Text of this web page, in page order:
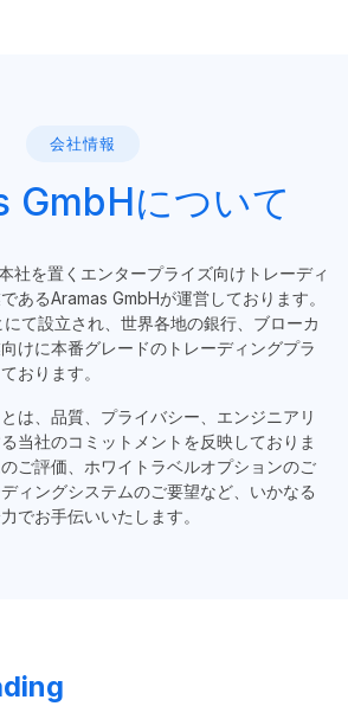
会社情報
GmbHについて
社を置くエンタープライズ向けトレーディ
あるAramas GmbHが運営しております。
て設立され、世界各地の銀行、ブローカ
けに本番グレードのトレーディングプラ
おります。
は、品質、プライバシー、エンジニアリ
当社のコミットメントを反映しておりま
ご評価、ホワイトラベルオプションのご
ィングシステムのご要望など、いかなる
でお手伝いいたします。